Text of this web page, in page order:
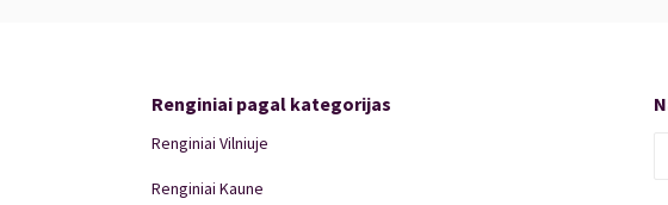
Renginiai pagal kategorijas
Renginiai Vilniuje
Renginiai Kaune